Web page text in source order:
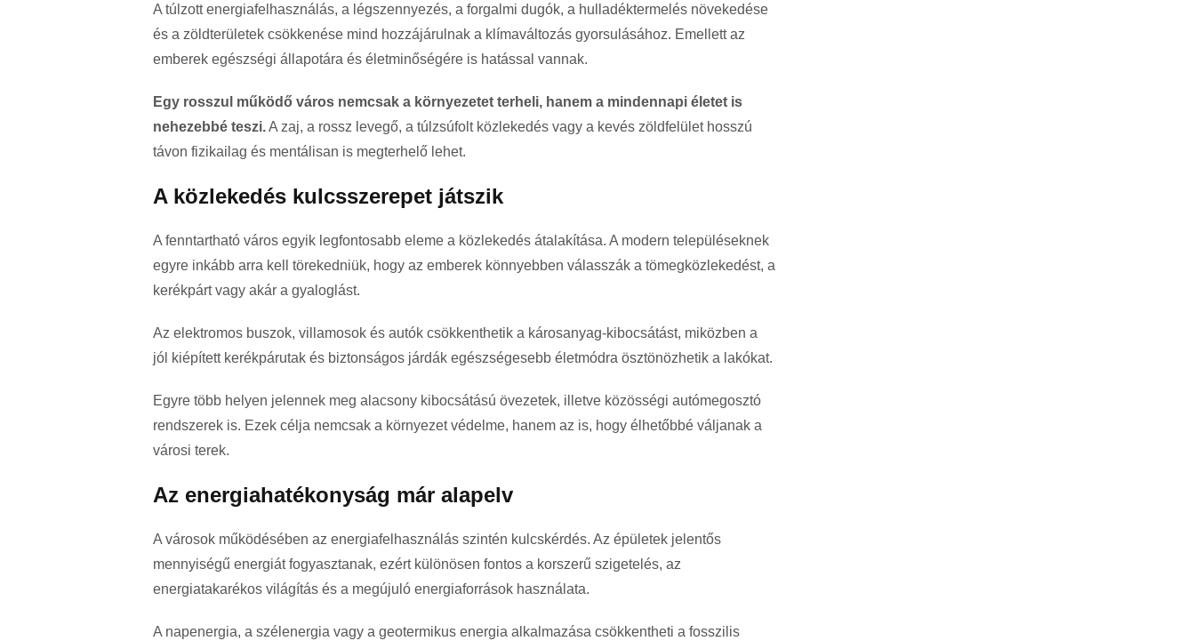
A túlzott energiafelhasználás, a légszennyezés, a forgalmi dugók, a hulladéktermelés növekedése
és a zöldterületek csökkenése mind hozzájárulnak a klímaváltozás gyorsulásához. Emellett az
emberek egészségi állapotára és életminőségére is hatással vannak.
Egy rosszul működő város nemcsak a környezetet terheli, hanem a mindennapi életet is
nehezebbé teszi.A zaj, a rossz levegő, a túlzsúfolt közlekedés vagy a kevés zöldfelület hosszú
távon fizikailag és mentálisan is megterhelő lehet.
A közlekedés kulcsszerepet játszik
A fenntartható város egyik legfontosabb eleme a közlekedés átalakítása. A modern településeknek
egyre inkább arra kell törekedniük, hogy az emberek könnyebben válasszák a tömegközlekedést, a
kerékpárt vagy akár a gyaloglást.
Az elektromos buszok, villamosok és autók csökkenthetik a károsanyag-kibocsátást, miközben a
jól kiépített kerékpárutak és biztonságos járdák egészségesebb életmódra ösztönözhetik a lakókat.
Egyre több helyen jelennek meg alacsony kibocsátású övezetek, illetve közösségi autómegosztó
rendszerek is. Ezek célja nemcsak a környezet védelme, hanem az is, hogy élhetőbbé váljanak a
városi terek.
Az energiahatékonyság már alapelv
A városok működésében az energiafelhasználás szintén kulcskérdés. Az épületek jelentős
mennyiségű energiát fogyasztanak, ezért különösen fontos a korszerű szigetelés, az
energiatakarékos világítás és a megújuló energiaforrások használata.
A napenergia, a szélenergia vagy a geotermikus energia alkalmazása csökkentheti a fosszilis